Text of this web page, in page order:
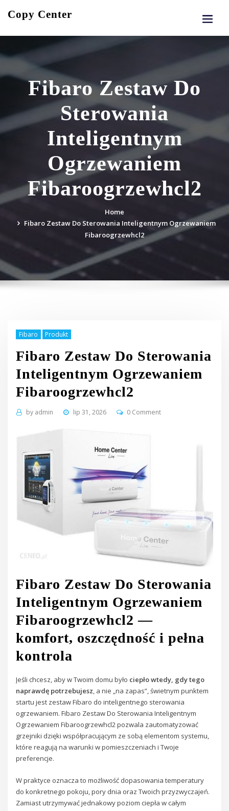
Copy Center
Fibaro Zestaw Do
Sterowania
Inteligentnym
Ogrzewaniem
Fibaroogrzewhcl2
Home
Fibaro Zestaw Do Sterowania Inteligentnym Ogrzewaniem
Fibaroogrzewhcl2
Fibaro Produkt
Fibaro Zestaw Do Sterowania
Inteligentnym Ogrzewaniem
Fibaroogrzewhcl2
by admin lip 31, 2026 0 Comment
Fibaro Zestaw Do Sterowania
Inteligentnym Ogrzewaniem
Fibaroogrzewhcl2 —
komfort, oszczędność i pełna
kontrola
Jeśli chcesz, aby w Twoim domu było ciepło wtedy, gdy tego
naprawdę potrzebujesz, a nie „na zapas”, świetnym punktem
startu jest zestaw Fibaro do inteligentnego sterowania
ogrzewaniem. Fibaro Zestaw Do Sterowania Inteligentnym
Ogrzewaniem Fibaroogrzewhcl2 pozwala zautomatyzować
grzejniki dzięki współpracującym ze sobą elementom systemu,
które reagują na warunki w pomieszczeniach i Twoje
preferencje.
W praktyce oznacza to możliwość dopasowania temperatury
do konkretnego pokoju, pory dnia oraz Twoich przyzwyczajeń.
Zamiast utrzymywać jednakowy poziom ciepła w całym